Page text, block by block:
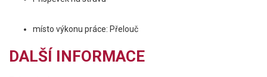
místo výkonu práce: Přelouč
DALŠÍ INFORMACE